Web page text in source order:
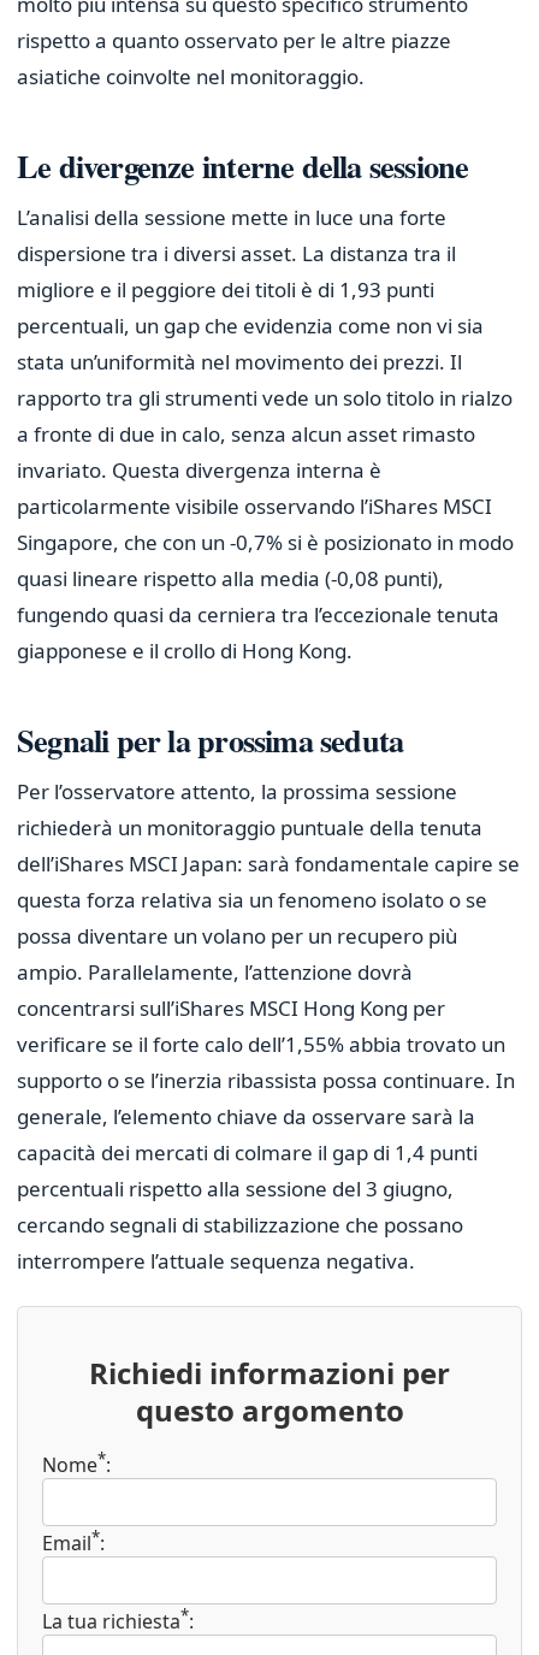
rispetto a quanto osservato per le altre piazze
asiatiche coinvolte nel monitoraggio.
Le divergenze interne della sessione
L’analisi della sessione mette in luce una forte
dispersione tra i diversi asset. La distanza tra il
migliore e il peggiore dei titoli è di 1,93 punti
percentuali, un gap che evidenzia come non vi sia
stata un’uniformità nel movimento dei prezzi. Il
rapporto tra gli strumenti vede un solo titolo in rialzo
a fronte di due in calo, senza alcun asset rimasto
invariato. Questa divergenza interna è
particolarmente visibile osservando l’iShares MSCI
Singapore, che con un -0,7% si è posizionato in modo
quasi lineare rispetto alla media (-0,08 punti),
fungendo quasi da cerniera tra l’eccezionale tenuta
giapponese e il crollo di Hong Kong.
Segnali per la prossima seduta
Per l’osservatore attento, la prossima sessione
richiederà un monitoraggio puntuale della tenuta
dell’iShares MSCI Japan: sarà fondamentale capire se
questa forza relativa sia un fenomeno isolato o se
possa diventare un volano per un recupero più
ampio. Parallelamente, l’attenzione dovrà
concentrarsi sull’iShares MSCI Hong Kong per
verificare se il forte calo dell’1,55% abbia trovato un
supporto o se l’inerzia ribassista possa continuare. In
generale, l’elemento chiave da osservare sarà la
capacità dei mercati di colmare il gap di 1,4 punti
percentuali rispetto alla sessione del 3 giugno,
cercando segnali di stabilizzazione che possano
interrompere l’attuale sequenza negativa.
Richiedi informazioni per
questo argomento
Nome*:
Email*:
La tua richiesta*: